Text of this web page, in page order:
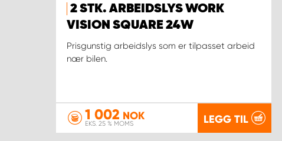
2 STK. ARBEIDSLYS WORK
VISION SQUARE 24W
Prisgunstig arbeidslys som er tilpasset arbeid
nær bilen.
1 002 NOK
EKS. 25 % MOMS LEGG TIL